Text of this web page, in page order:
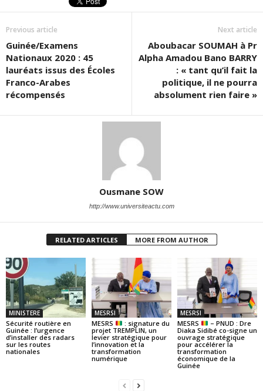
Previous article
Guinée/Examens
Nationaux 2020 : 45
lauréats issus des Écoles
Franco-Arabes
récompensés
Next article
Aboubacar SOUMAH à Pr
Alpha Amadou Bano BARRY
: « tant qu’il fait la
politique, il ne pourra
absolument rien faire »
Ousmane SOW
http://www.universiteactu.com
RELATED ARTICLES MORE FROM AUTHOR
MINISTERE
Sécurité routière en
Guinée : l’urgence
d’installer des radars
sur les routes
nationales
MESRSI
MESRS
: signature du
projet TREMPLIN, un
levier stratégique pour
l’innovation et la
transformation
numérique
MESRSI
MESRS
– PNUD : Dre
Diaka Sidibé co-signe un
ouvrage stratégique
pour accélérer la
transformation
économique de la
Guinée